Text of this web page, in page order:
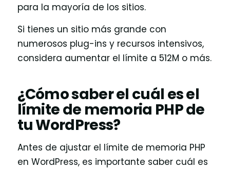
para la mayoría de los sitios.
Si tienes un sitio más grande con
numerosos plug-ins y recursos intensivos,
considera aumentar el límite a 512M o más.
¿Cómo saber el cuál es el
límite de memoria PHP de
tu WordPress?
Antes de ajustar el límite de memoria PHP
en WordPress, es importante saber cuál es